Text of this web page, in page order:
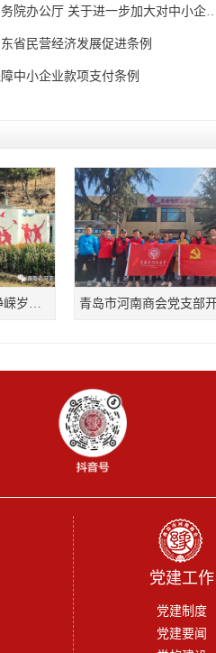
省民营经济发展促进条例
中小企业款项支付条例
党建工作
党建制度
党建要闻